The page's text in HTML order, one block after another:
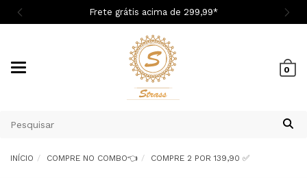
acima de 299,99* Cupom 1ª
0
INÍCIO COMPRE NO COMBO👈 COMPRE 2 POR 139,90 ✅